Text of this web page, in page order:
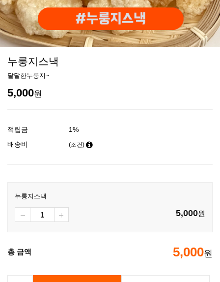
누룽지스낵
달달한누룽지~
5,000원
적립금
1%
배송비
(조건)
누룽지스낵
5,000원
총 금액 5,000원